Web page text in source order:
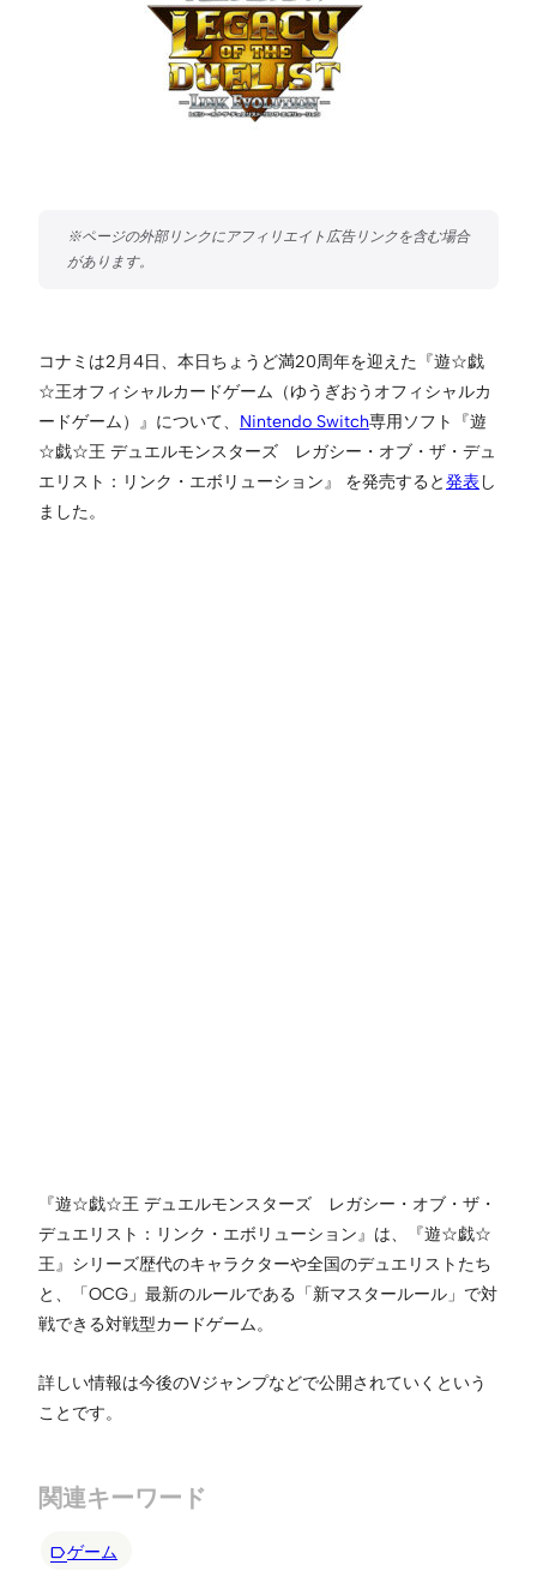
コナミは2月4日、本日ちょうど満20周年を迎えた『遊☆戯
☆王オフィシャルカードゲーム（ゆうぎおうオフィシャルカ
ードゲーム）』について、 Nintendo Switch専用ソフト『遊
☆戯☆王 デュエルモンスターズ レガシー・オブ・ザ・デュ
エリスト：リンク・エボリューション』 を発売すると発表し
ました。
『遊☆戯☆王 デュエルモンスターズ レガシー・オブ・ザ・
デュエリスト：リンク・エボリューション』は、『遊☆戯☆
王』シリーズ歴代のキャラクターや全国のデュエリストたち
と、「OCG」最新のルールである「新マスタールール」で対
戦できる対戦型カードゲーム。
詳しい情報は今後のVジャンプなどで公開されていくという
ことです。
関連キーワード
ゲーム